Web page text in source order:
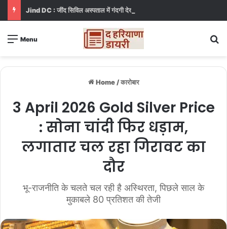
Menu
Home / कारोबार
3 April 2026 Gold Silver Price
: सोना चांदी फिर धड़ाम,
लगातार चल रहा गिरावट का
दौर
भू-राजनीति के चलते चल रही है अस्थिरता, पिछले साल के
मुकाबले 80 प्रतिशत की तेजी